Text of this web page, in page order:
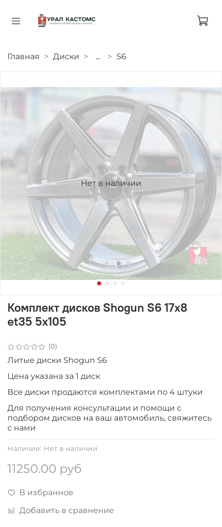
Главная Диски ... S6
Нет в наличии
(0)
Наличие: Нет в наличии
Комплект дисков Shogun S6 17x8
et35 5x105
11250.00 руб
В избранное
Добавить в сравнение
Литые диски Shogun S6
Цена указана за 1 диск
Все диски продаются комплектами по 4 штуки
Для получения консультации и помощи с
подбором дисков на ваш автомобиль, свяжитесь
с нами